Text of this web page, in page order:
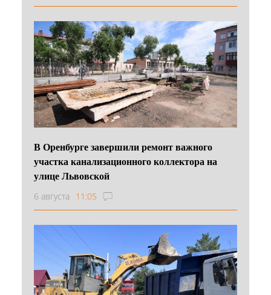
В Оренбурге завершили ремонт важного
участка канализационного коллектора на
улице Львовской
6 августа 11:05